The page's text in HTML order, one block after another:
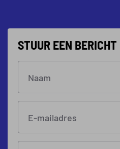
STUUR EEN BERICHT
Naam
E-mailadres